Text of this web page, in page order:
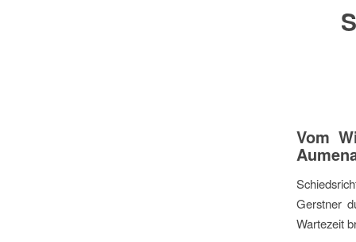
Vom
Gerstner
Wartezeit